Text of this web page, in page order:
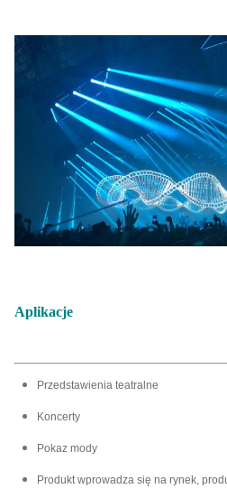
Aplikacje
Przedstawienia teatralne
Koncerty
Pokaz mody
Produkt wprowadza się na rynek,